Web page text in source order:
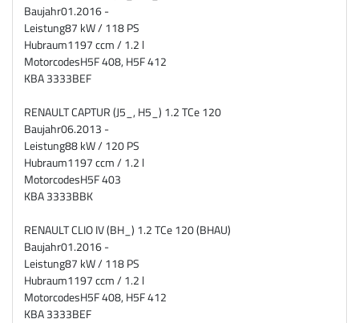
Baujahr01.2016 -
Leistung87 kW / 118 PS
Hubraum1197 ccm / 1.2 l
MotorcodesH5F 408, H5F 412
KBA3333BEF
RENAULT CAPTUR (J5_, H5_) 1.2 TCe 120
Baujahr06.2013 -
Leistung88 kW / 120 PS
Hubraum1197 ccm / 1.2 l
MotorcodesH5F 403
KBA3333BBK
RENAULT CLIO IV (BH_) 1.2 TCe 120 (BHAU)
Baujahr01.2016 -
Leistung87 kW / 118 PS
Hubraum1197 ccm / 1.2 l
MotorcodesH5F 408, H5F 412
KBA3333BEF